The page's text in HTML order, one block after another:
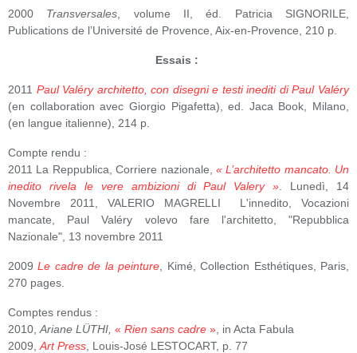
2000 Transversales , volume II, éd. Patricia SIGNORILE,
Publications de l’Université de Provence, Aix-en-Provence, 210 p.
Essais :
2011 Paul Valéry architetto, con disegni e testi inediti di Paul Valéry
(en collaboration avec Giorgio Pigafetta), ed. Jaca Book, Milano,
(en langue italienne), 214 p.
Compte rendu :
2011 La Reppublica, Corriere nazionale, « L’architetto mancato. Un
inedito rivela le vere ambizioni di Paul Valery » . Lunedì, 14
Novembre 2011, VALERIO MAGRELLI L'innedito, Vocazioni
mancate, Paul Valéry volevo fare l'architetto, "Repubblica
Nazionale", 13 novembre 2011
2009Le cadre de la peinture , Kimé, Collection Esthétiques, Paris,
270 pages.
Comptes rendus :
2010, Ariane LÜTHI, « Rien sans cadre » , in Acta Fabula
2009, Art Press , Louis-José LESTOCART, p. 77